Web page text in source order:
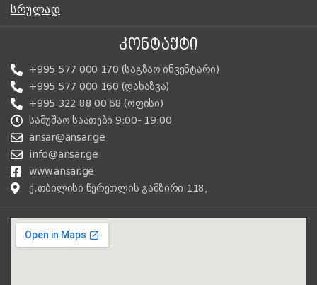
ᲡᲠᲣᲚᲐᲓ
ᲙᲝᲜᲢᲐᲥᲢᲘ
+995 577 000 170 (საგზაო ინვენტარი)
+995 577 000 160 (დახაზვა)
+995 322 88 00 68 (ოფისი)
სამუშაო საათები 9:00- 19:00
ansar@ansar.ge
info@ansar.ge
www.ansar.ge
ქ.თბილისი წერეთლის გამზირი 118,